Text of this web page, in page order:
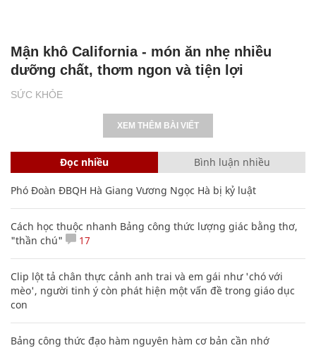
SỨC KHỎE
Mận khô California - món ăn nhẹ nhiều
dưỡng chất, thơm ngon và tiện lợi
XEM THÊM BÀI VIẾT
Đọc nhiều Bình luận nhiều
Phó Đoàn ĐBQH Hà Giang Vương Ngọc Hà bị kỷ luật
Cách học thuộc nhanh Bảng công thức lượng giác bằng thơ,
"thần chú"
17
Clip lột tả chân thực cảnh anh trai và em gái như 'chó với
mèo', người tinh ý còn phát hiện một vấn đề trong giáo dục
con
Bảng công thức đạo hàm nguyên hàm cơ bản cần nhớ